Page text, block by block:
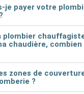
je payer votre
plombier
chaudière, combien
zones de
?